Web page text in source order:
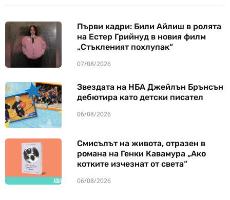
Първи кадри: Били Айлиш в ролята
на Естер Грийнуд в новия филм
„Стъкленият похлупак“
07/08/2026
Звездата на НБА Джейлън Брънсън
дебютира като детски писател
06/08/2026
Смисълът на живота, отразен в
романа на Генки Кавамура „Ако
котките изчезнат от света“
06/08/2026